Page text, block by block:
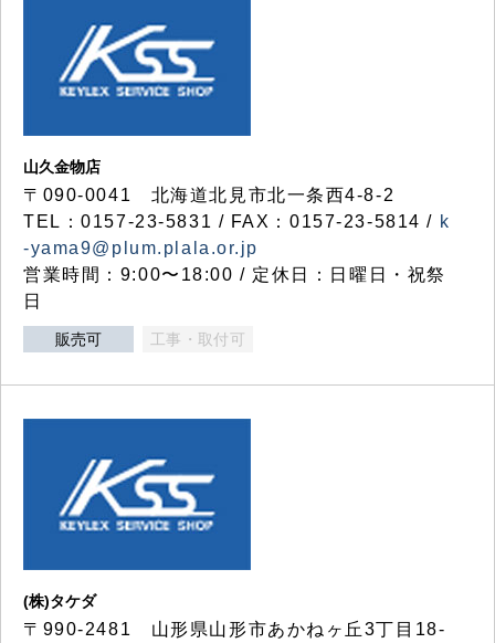
山久金物店
〒090-0041 北海道北見市北一条西4-8-2
TEL：0157-23-5831 / FAX：0157-23-5814 / k
-yama9@plum.plala.or.jp
営業時間：9:00〜18:00 / 定休日：日曜日・祝祭
日
販売可 工事・取付可
(株)タケダ
〒990-2481 山形県山形市あかねヶ丘3丁目18-